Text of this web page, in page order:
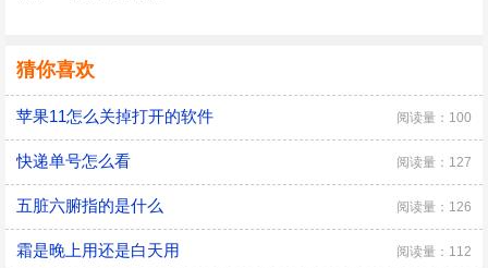
猜你喜欢
苹果11怎么关掉打开的软件 阅读量：100
快递单号怎么看 阅读量：127
五脏六腑指的是什么 阅读量：126
霜是晚上用还是白天用 阅读量：112